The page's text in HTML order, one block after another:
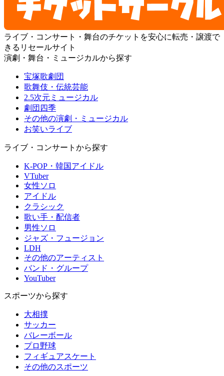
ライブ・コンサート・舞台のチケットを安心に転売・譲渡で
きるリセールサイト
演劇・舞台・ミュージカルから探す
宝塚歌劇団
歌舞伎・伝統芸能
2.5次元ミュージカル
劇団四季
その他の演劇・ミュージカル
お笑いライブ
ライブ・コンサートから探す
K-POP・韓国アイドル
VTuber
女性ソロ
アイドル
クラシック
歌い手・配信者
男性ソロ
ジャズ・フュージョン
LDH
その他のアーティスト
バンド・グループ
YouTuber
スポーツから探す
大相撲
サッカー
バレーボール
プロ野球
フィギュアスケート
その他のスポーツ